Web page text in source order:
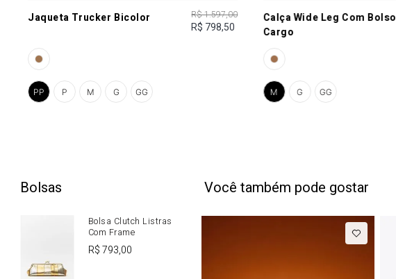
Jaqueta Trucker Bicolor R$ 1.597,00
R$ 798,50
G GG
M
P
PP
Calça Wide Leg Com Bolso
Cargo
G GG
M
Bolsas
Bolsa Clutch Listras
Com Frame
R$793,00
Você também pode gostar